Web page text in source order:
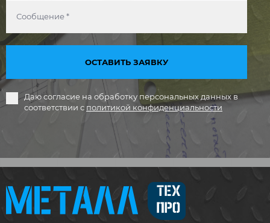
ОСТАВИТЬ ЗАЯВКУ
Даю согласие на обработку персональных данных в
соответствии с политикой конфиденциальности